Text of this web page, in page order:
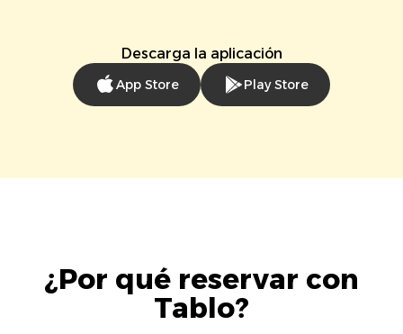
Descarga la aplicación
App Store Play Store
¿Por qué reservar con
Tablo?